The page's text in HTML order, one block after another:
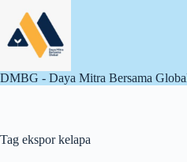
content
DMBG - Daya Mitra Bersama
Tag ekspor kelapa